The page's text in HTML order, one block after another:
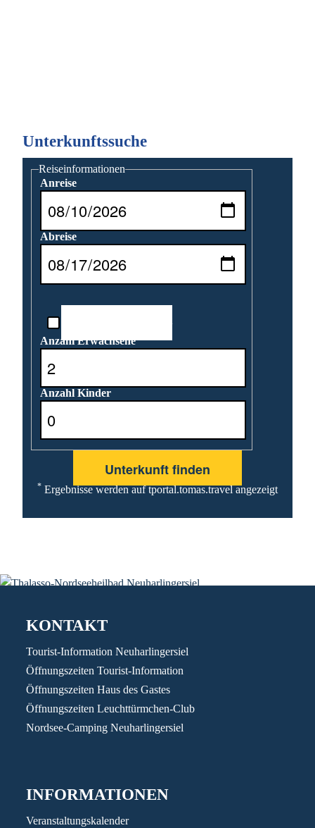
Unterkunftssuche
Reiseinformationen
Anreise
Abreise
Anzahl Erwachsene
Anzahl Kinder
* Ergebnisse werden auf tportal.tomas.travel angezeigt
KONTAKT
Tourist-Information Neuharlingersiel
Öffnungszeiten Tourist-Information
Öffnungszeiten Haus des Gastes
Öffnungszeiten Leuchttürmchen-Club
Nordsee-Camping Neuharlingersiel
INFORMATIONEN
Veranstaltungskalender